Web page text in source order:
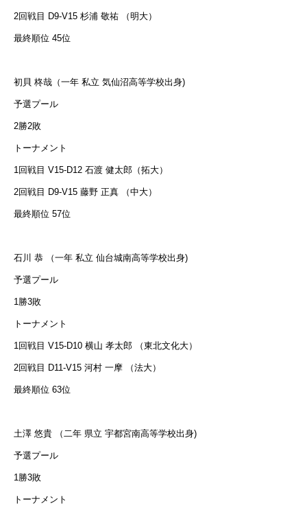
2回戦目 D9-V15 杉浦 敬祐 （明大）
最終順位 45位
初貝 柊哉（一年 私立 気仙沼高等学校出身)
予選プール
2勝2敗
トーナメント
1回戦目 V15-D12 石渡 健太郎（拓大）
2回戦目 D9-V15 藤野 正真 （中大）
最終順位 57位
石川 恭 （一年 私立 仙台城南高等学校出身)
予選プール
1勝3敗
トーナメント
1回戦目 V15-D10 横山 孝太郎 （東北文化大）
2回戦目 D11-V15 河村 一摩 （法大）
最終順位 63位
土澤 悠貴 （二年 県立 宇都宮南高等学校出身)
予選プール
1勝3敗
トーナメント